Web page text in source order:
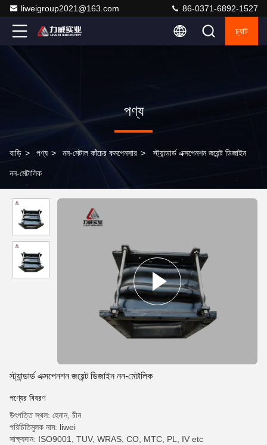
liweigroup2021@163.com 86-0371-6892-1527
চ্যাট
পণ্য
বাড়ি > পণ্য > নন-মেটাল কাঁচের কমপেনসার > স্ট্যান্ডার্ড এক্সপেনশন জয়েন্ট ডিজাইন
নন-মেটালিক
স্ট্যান্ডার্ড এক্সপেনশন জয়েন্ট ডিজাইন নন-মেটালিক
পণ্যের বিবরণ
উৎপত্তি স্থল: হেনান, চীন
পরিচিতিমুলক নাম: liwei
সাক্ষ্যদান: ISO9001, TUV, WRAS, CO, MTC, PL, IV etc